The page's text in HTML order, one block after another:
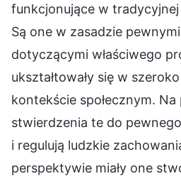
funkcjonujące w
Są one w zasadzie
dotyczącymi właściwego
ukształtowały się w
kontekście społecznym.
stwierdzenia te do
i regulują ludzkie
perspektywie miały one